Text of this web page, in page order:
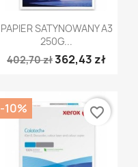
Szybki podgląd
PAPIER SATYNOWANY A3
250G...
402,70 zł362,43 zł
-10% favorite_border